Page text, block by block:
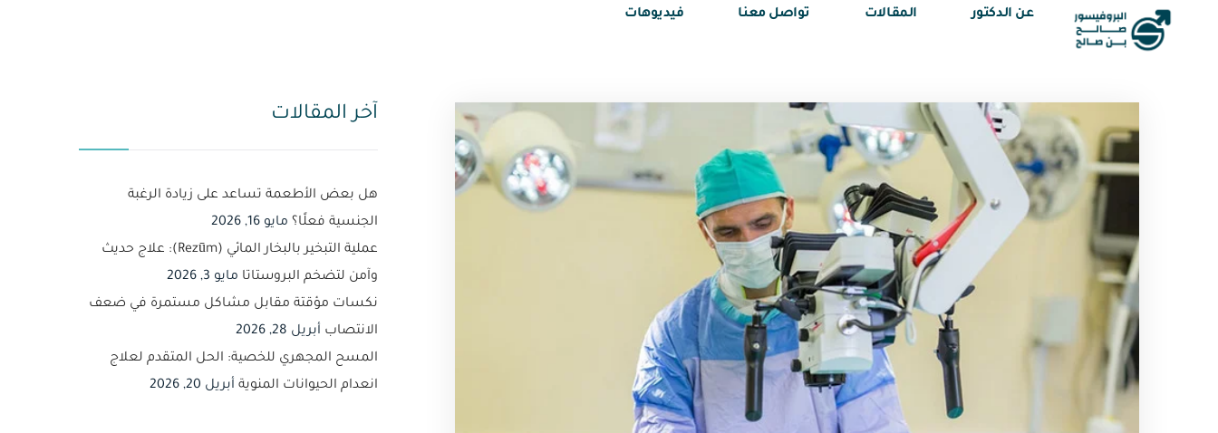
عن الدكتور المقالات تواصل معنا فيديوهات
آخر المقالات
هل بعض الأطعمة تساعد على زيادة الرغبة
الجنسية فعلًا؟ مايو 16, 2026
عملية التبخير بالبخار المائي (Rezūm): علاج حديث
وآمن لتضخم البروستاتا مايو 3, 2026
نكسات مؤقتة مقابل مشاكل مستمرة في ضعف
الانتصاب أبريل 28, 2026
المسح المجهري للخصية: الحل المتقدم لعلاج
انعدام الحيوانات المنوية أبريل 20, 2026